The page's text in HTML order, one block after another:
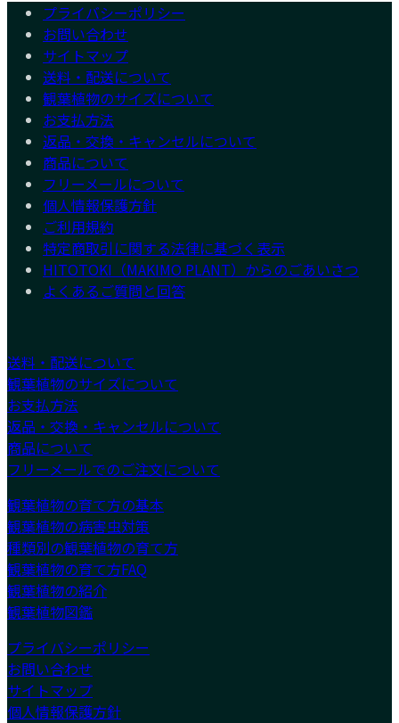
プライバシーポリシー
お問い合わせ
サイトマップ
送料・配送について
観葉植物のサイズについて
お支払方法
返品・交換・キャンセルについて
商品について
フリーメールについて
個人情報保護方針
ご利用規約
特定商取引に関する法律に基づく表示
HITOTOKI（MAKIMO PLANT）からのごあいさつ
よくあるご質問と回答
送料・配送について
観葉植物のサイズについて
お支払方法
返品・交換・キャンセルについて
商品について
フリーメールでのご注文について
観葉植物の育て方の基本
観葉植物の病害虫対策
種類別の観葉植物の育て方
観葉植物の育て方FAQ
観葉植物の紹介
観葉植物図鑑
プライバシーポリシー
お問い合わせ
サイトマップ
個人情報保護方針